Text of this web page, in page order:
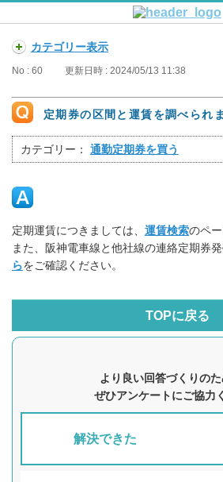
カテゴリー表示
No : 60 更新日時 : 2024/05/13 11:38
定期券の区間と運賃を調べられ
カテゴリー： 通勤定期券を買う
定期運賃につきましては、 運賃検索のペ
また、阪神電車線と他社線の連絡定期券
らをご確認ください。
TOPに戻る
より良い回答づくりのた
ぜひアンケートにご協力
解決できた